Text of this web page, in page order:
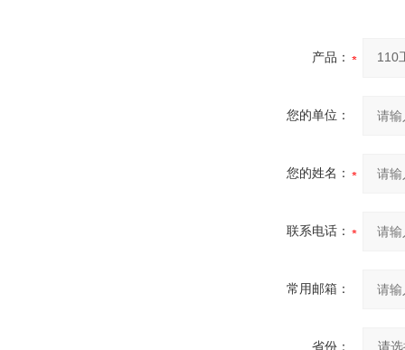
产品：
您的单位：
您的姓名：
联系电话：
常用邮箱：
省份：